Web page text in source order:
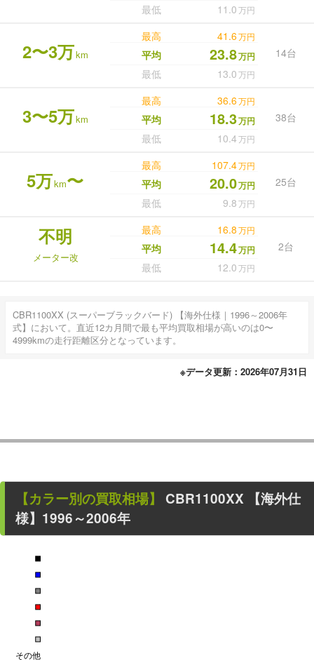
最低 11.0万円
2〜3万km
最高 41.6万円
14台
平均 23.8万円
最低 13.0万円
3〜5万km
最高 36.6万円
38台
平均 18.3万円
最低 10.4万円
5万km〜
最高 107.4万円
25台
平均 20.0万円
最低 9.8万円
不明
メーター改
最高 16.8万円
2台
平均 14.4万円
最低 12.0万円
CBR1100XX (スーパーブラックバード) 【海外仕様｜1996～2006年
式】において。直近12カ月間で最も平均買取相場が高いのは0〜
4999kmの走行距離区分となっています。
※データ更新：2026年07月31日
【カラー別の買取相場】 CBR1100XX
【海外仕
様】1996～2006年
■
■
■
■
■
■
その他